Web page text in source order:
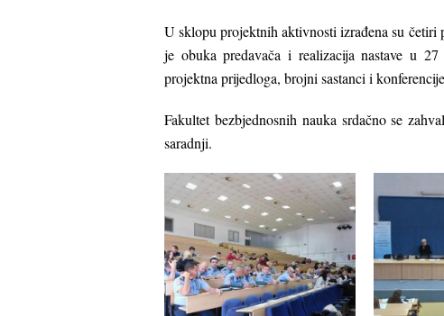
U sklopu projektnih aktivnosti izrađena su
je obuka predavača i realizacija nastave u
projektna prijedloga, brojni sastanci i
Fakultet bezbjednosnih nauka srdačno se
saradnji.